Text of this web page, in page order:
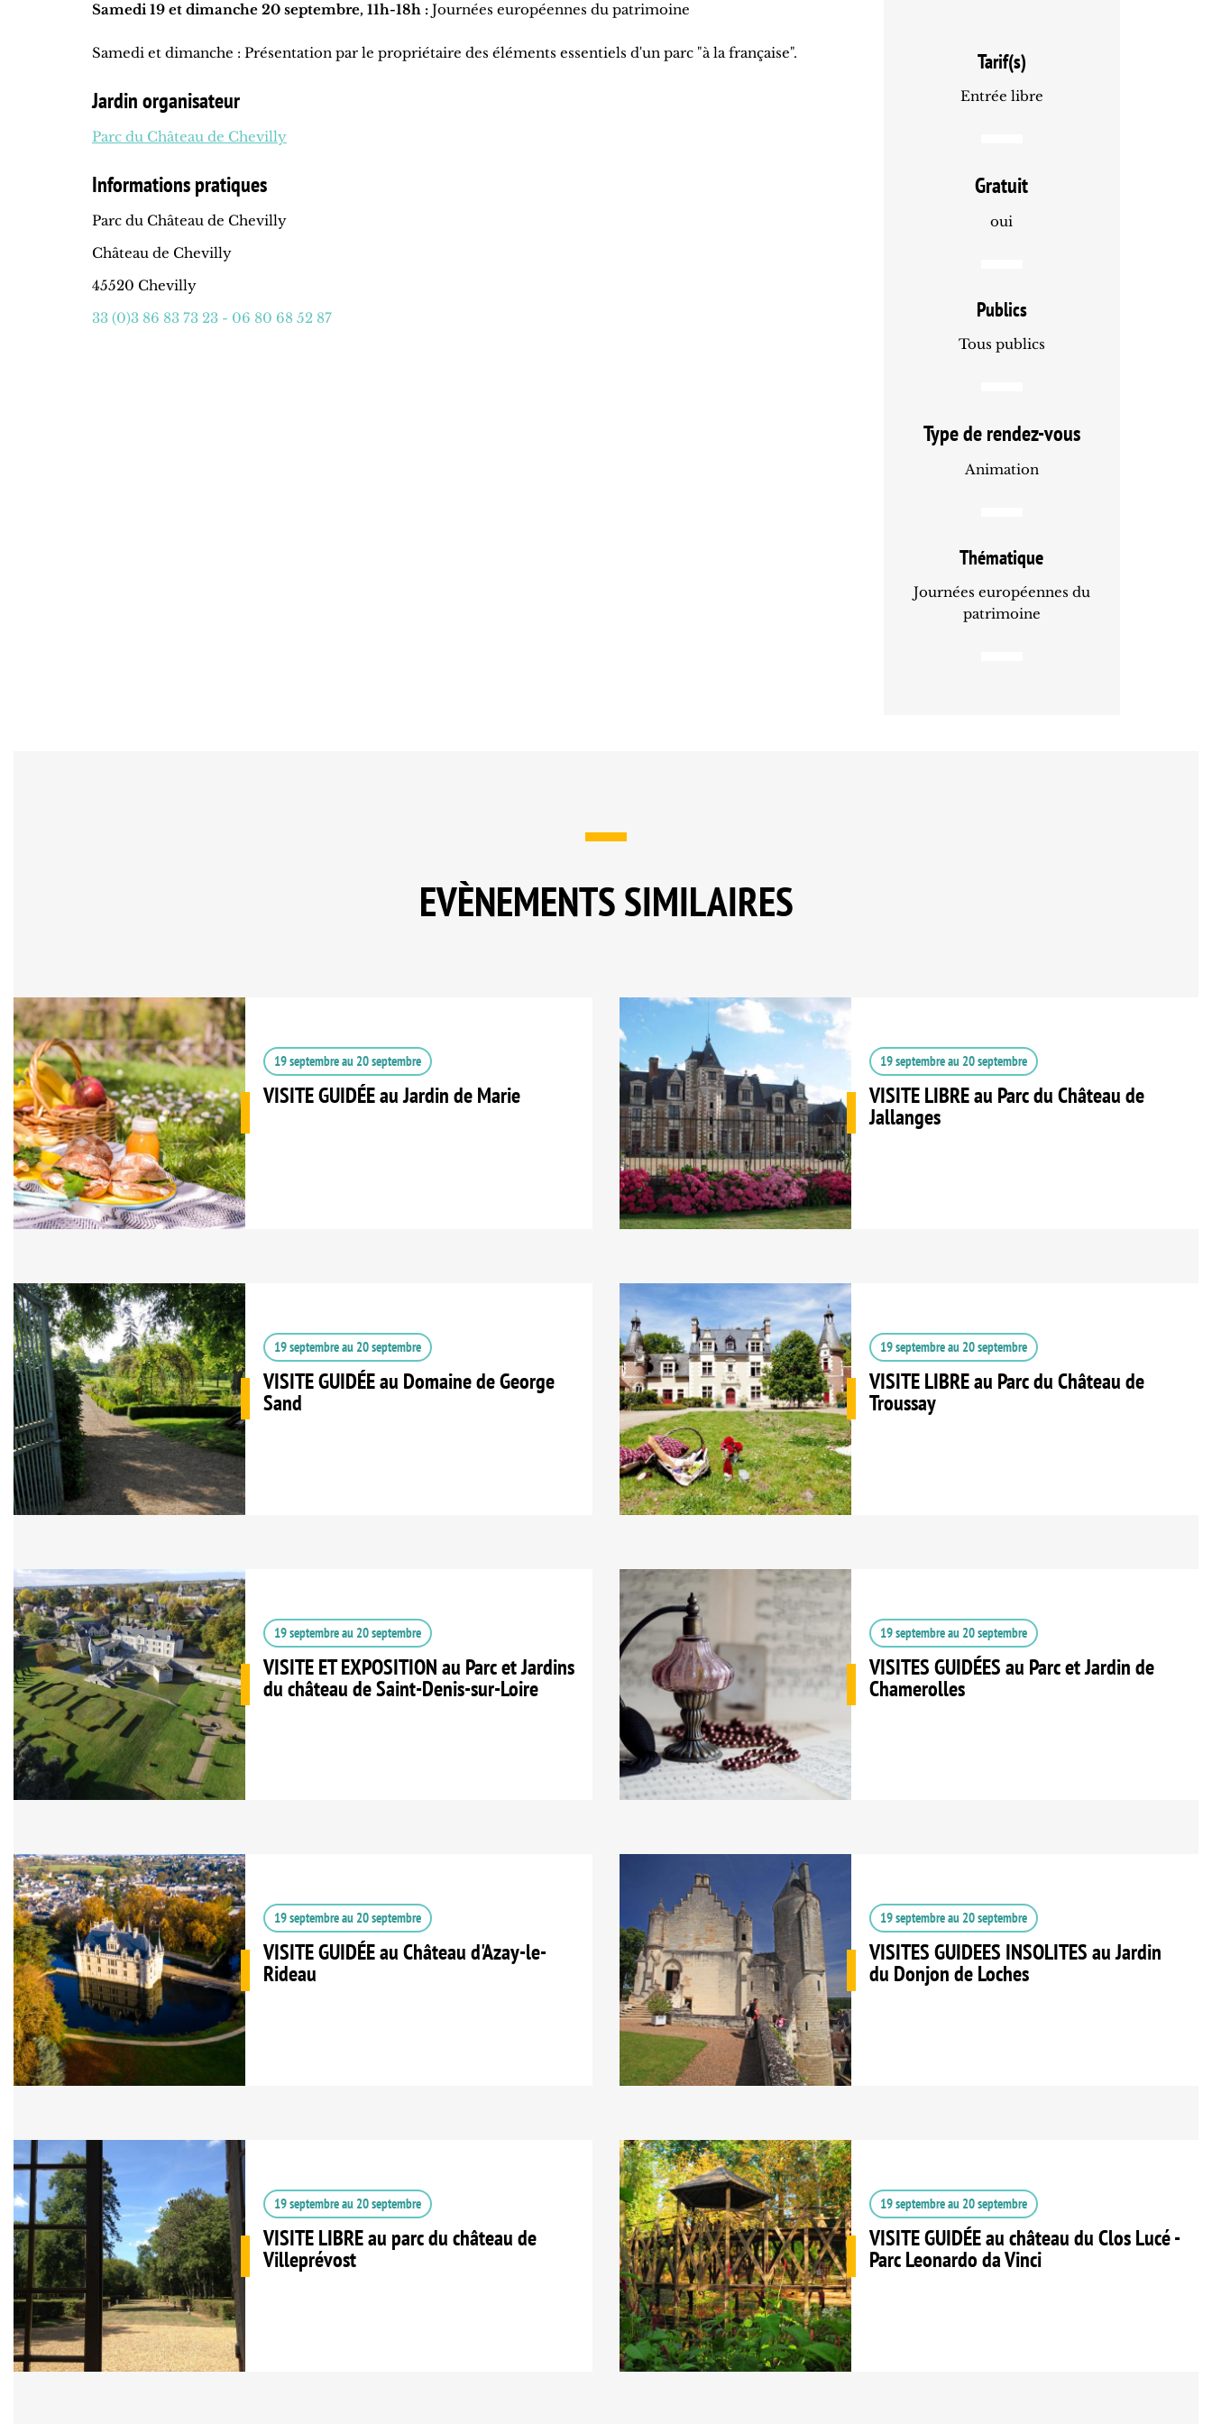
Samedi 19 et dimanche 20 septembre, 11h-18h : Journées européennes du patrimoine
Samedi et dimanche : Présentation par le propriétaire des éléments essentiels d'un parc "à la française".
Jardin organisateur
Parc du Château de Chevilly
Informations pratiques
Parc du Château de Chevilly
Château de Chevilly
45520 Chevilly
33 (0)3 86 83 73 23 - 06 80 68 52 87
Tarif(s)
Entrée libre
Gratuit
oui
Publics
Tous publics
Type de rendez-vous
Animation
Thématique
Journées européennes du
patrimoine
EVÈNEMENTS SIMILAIRES
19 septembreau 20 septembre
VISITE GUIDÉE au Jardin de Marie
19 septembreau 20 septembre
VISITE LIBRE au Parc du Château de
Jallanges
19 septembreau 20 septembre
VISITE GUIDÉE au Domaine de George
Sand
19 septembreau 20 septembre
VISITE LIBRE au Parc du Château de
Troussay
19 septembreau 20 septembre
VISITE ET EXPOSITION au Parc et Jardins
du château de Saint-Denis-sur-Loire
19 septembreau 20 septembre
VISITES GUIDÉES au Parc et Jardin de
Chamerolles
19 septembreau 20 septembre
VISITE GUIDÉE au Château d'Azay-le-
Rideau
19 septembreau 20 septembre
VISITES GUIDEES INSOLITES au Jardin
du Donjon de Loches
19 septembreau 20 septembre
VISITE LIBRE au parc du château de
Villeprévost
19 septembreau 20 septembre
VISITE GUIDÉE au château du Clos Lucé -
Parc Leonardo da Vinci